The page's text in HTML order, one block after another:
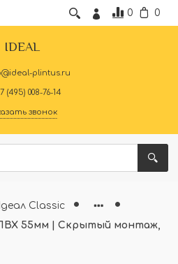
0 0
IDEAL
plintus.ru
(495) 008-76-14
звонок
Classic
55мм | Скрытый монтаж,